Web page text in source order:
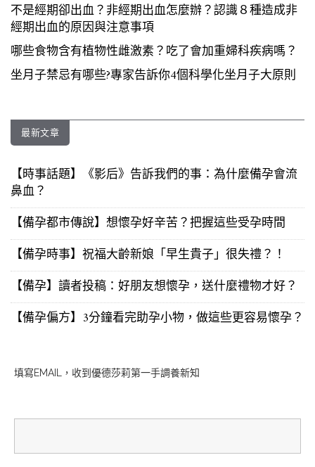
不是經期卻出血？非經期出血怎麼辦？認識８種造成非
經期出血的原因與注意事項
哪些食物含有植物性雌激素？吃了會加重婦科疾病嗎？
坐月子禁忌有哪些?專家告訴你4個科學化坐月子大原則
最新文章
【時事話題】《影后》告訴我們的事：為什麼備孕會流
鼻血？
【備孕都市傳說】想懷孕好辛苦？把握這些受孕時間
【備孕時事】祝福大齡新娘「早生貴子」很失禮？！
【備孕】讀者投稿：好朋友想懷孕，送什麼禮物才好？
【備孕偏方】3分鐘看完助孕小物，做這些更容易懷孕？
填寫EMAIL，收到優德莎莉第一手調養新知